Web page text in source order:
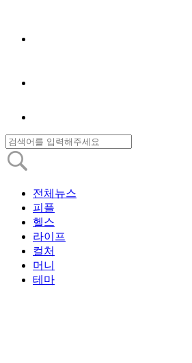
전체뉴스
피플
헬스
라이프
컬처
머니
테마